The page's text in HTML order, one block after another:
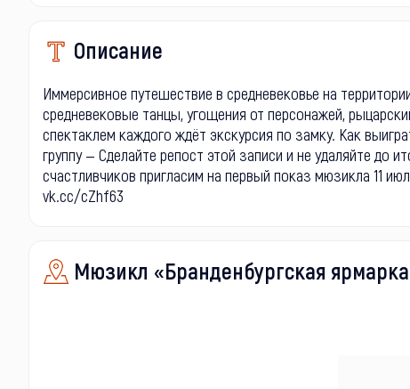
Описание
Иммерсивное путешествие в средневековье на
средневековые танцы, угощения от персонажей,
спектаклем каждого ждёт экскурсия по замку. Как
группу — Сделайте репост этой записи и не удаляйте до
счастливчиков пригласим на первый показ мюзикла 11
vk.cc/cZhf63
Мюзикл «Бранденбургская